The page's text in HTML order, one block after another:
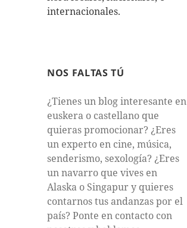
NOS FALTAS TÚ
¿Tienes un blog interesante en
euskera o castellano que
quieras promocionar? ¿Eres
un experto en cine, música,
senderismo, sexología? ¿Eres
un navarro que vives en
Alaska o Singapur y quieres
contarnos tus andanzas por el
país? Ponte en contacto con